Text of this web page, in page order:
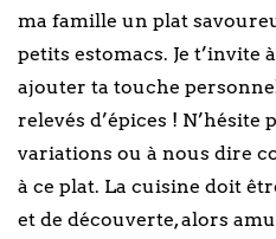
ma famille un plat
petits estomacs. Je t’invite
ajouter ta touche
relevés d’épices ! N’hésite
variations ou à nous dire
à ce plat. La cuisine doit
et de découverte, alors